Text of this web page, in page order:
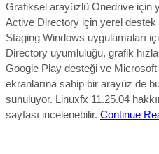
Grafiksel arayüzlü Onedrive için
Active Directory için yerel destek
Staging Windows uygulamaları
Directory uyumluluğu, grafik
Google Play desteği ve Microsoft
ekranlarına sahip bir arayüz de
sunuluyor. Linuxfx 11.25.04
sayfası incelenebilir. Continue